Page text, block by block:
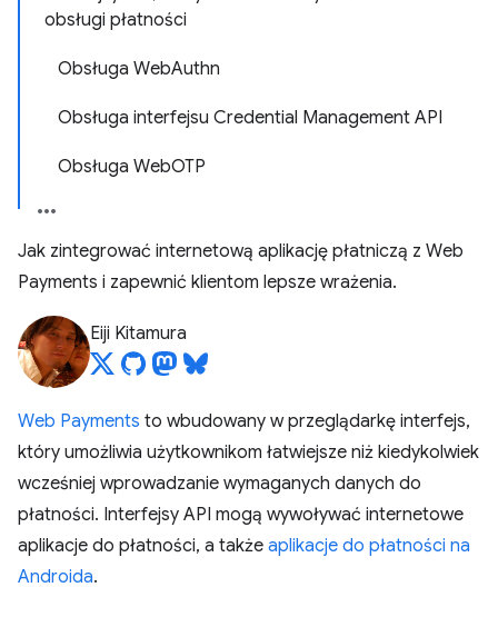
obsługi płatności
Obsługa WebAuthn
Obsługa interfejsu Credential Management API
Obsługa WebOTP
Jak zintegrować internetową aplikację płatniczą z Web
Payments i zapewnić klientom lepsze wrażenia.
Eiji Kitamura
Web Payments to wbudowany w przeglądarkę interfejs,
który umożliwia użytkownikom łatwiejsze niż kiedykolwiek
wcześniej wprowadzanie wymaganych danych do
płatności. Interfejsy API mogą wywoływać internetowe
aplikacje do płatności, a także aplikacje do płatności na
Androida.